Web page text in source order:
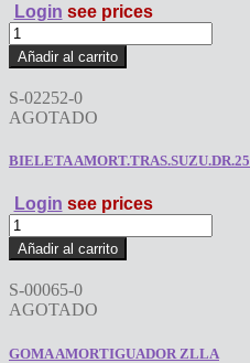
Login see prices
RETEN
BRAZO
OSCILANTE
HUSQVARNA
cantidad
Añadir al carrito
S-02252-0
AGOTADO
BIELETA
Login see prices
BIELETA
AMORT.TRAS.SUZU.DR.250/
cantidad
Añadir al carrito
S-00065-0
AGOTADO
GOMA AMORTIGUADOR ZLLA